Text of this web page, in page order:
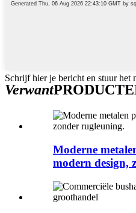
Schrijf hier je bericht en stuur het
Verwant
Moderne
modern design,